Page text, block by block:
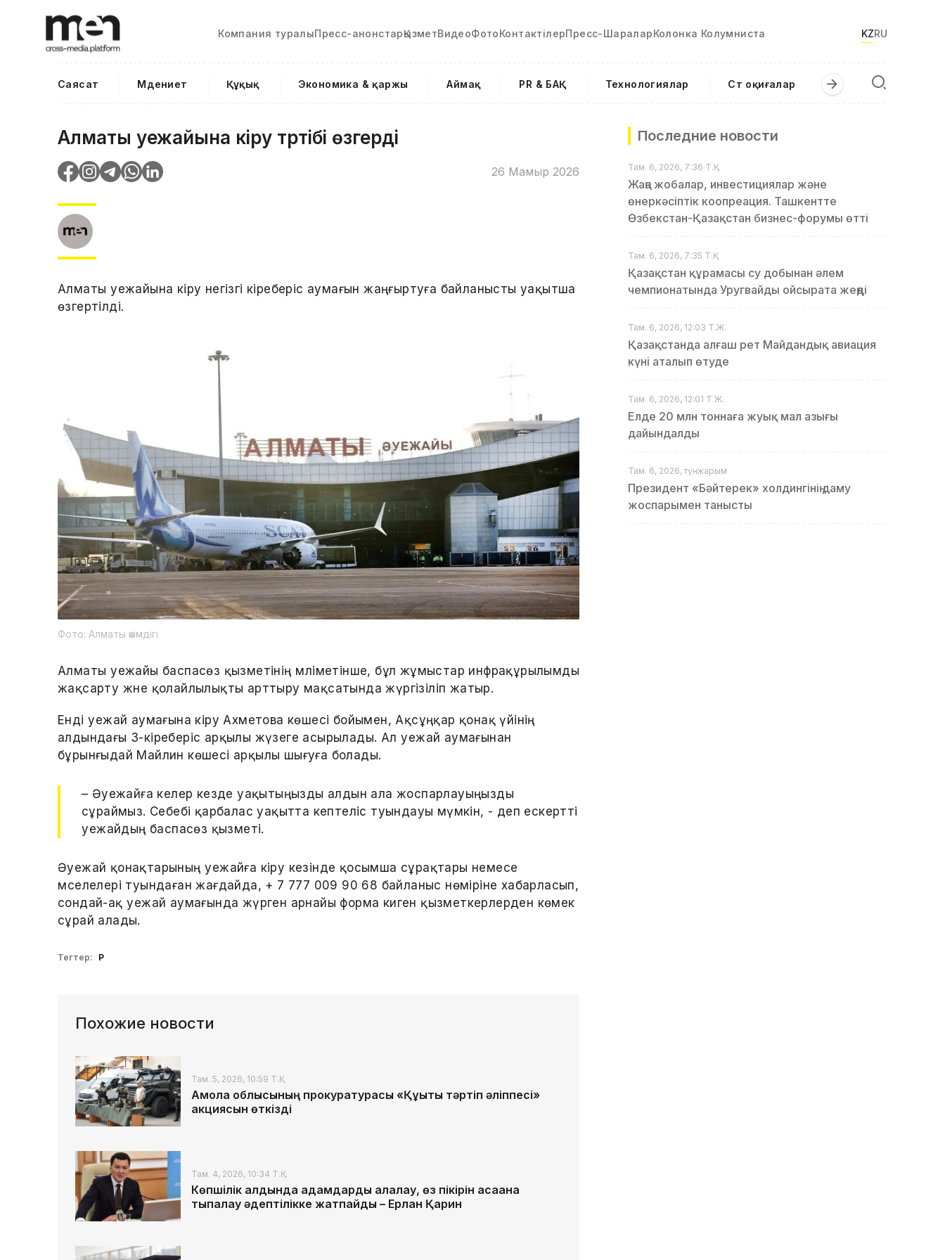
Компания туралыПресс-анонстарҚызметВидеоФотоКонтактілерПресс-ШараларКолонка Колумниста KZRU
Саясат Мәдениет Құқық Экономика & қаржы Аймақ PR & БАҚ Технологиялар Сәт оқиғалар
Алматы әуежайына кіру тәртібі өзгерді
26 Мамыр 2026
Алматы әуежайына кіру негізгі кіреберіс аумағын жаңғыртуға байланысты уақытша
өзгертілді.
Фото: Алматы әкімдігі
Алматы әуежайы баспасөз қызметінің мәліметінше, бұл жұмыстар инфрақұрылымды
жақсарту және қолайлылықты арттыру мақсатында жүргізіліп жатыр.
Енді әуежай аумағына кіру Ахметова көшесі бойымен, Ақсұңқар қонақ үйінің
алдындағы 3-кіреберіс арқылы жүзеге асырылады. Ал әуежай аумағынан
бұрынғыдай Майлин көшесі арқылы шығуға болады.
– Әуежайға келер кезде уақытыңызды алдын ала жоспарлауыңызды
сұраймыз. Себебі қарбалас уақытта кептеліс туындауы мүмкін, - деп ескертті
әуежайдың баспасөз қызметі.
Әуежай қонақтарының әуежайға кіру кезінде қосымша сұрақтары немесе
мәселелері туындаған жағдайда, + 7 777 009 90 68 байланыс нөміріне хабарласып,
сондай-ақ әуежай аумағында жүрген арнайы форма киген қызметкерлерден көмек
сұрай алады.
Тегтер: ҚР
Похожие новости
Там. 5, 2026, 10:59 Т.Қ.
Ақмола облысының прокуратурасы «Құқықтық тәртіп әліппесі»
акциясын өткізді
Там. 4, 2026, 10:34 Т.Қ.
Көпшілік алдында адамдарды алалау, өз пікірін қасақана
тықпалау әдептілікке жатпайды – Ерлан Қарин
Последние новости
Там. 6, 2026, 7:36 Т.Қ.
Жаңа жобалар, инвестициялар және
өнеркәсіптік коопреация. Ташкентте
Өзбекстан-Қазақстан бизнес-форумы өтті
Там. 6, 2026, 7:35 Т.Қ.
Қазақстан құрамасы су добынан әлем
чемпионатында Уругвайды ойсырата жеңді
Там. 6, 2026, 12:03 Т.Ж.
Қазақстанда алғаш рет Майдандық авиация
күні аталып өтуде
Там. 6, 2026, 12:01 Т.Ж.
Елде 20 млн тоннаға жуық мал азығы
дайындалды
Там. 6, 2026, түнжарым
Президент «Бәйтерек» холдингінің даму
жоспарымен танысты